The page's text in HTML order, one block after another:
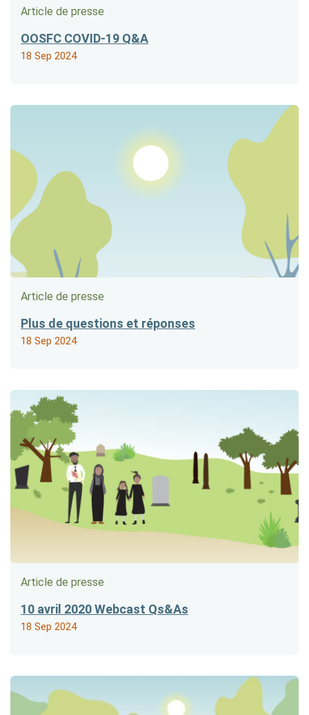
Article de presse
OOSFC COVID-19 Q&A
18 Sep 2024
Article de presse
Plus de questions et réponses
18 Sep 2024
Article de presse
10 avril 2020 Webcast Qs&As
18 Sep 2024